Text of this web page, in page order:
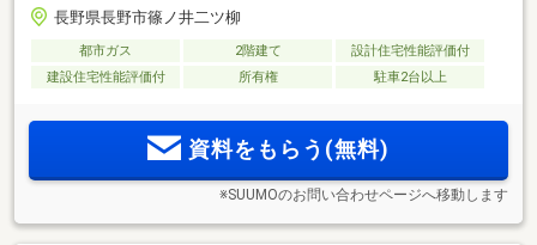
長野県長野市篠ノ井二ツ柳
都市ガス 2階建て
設計住宅性能評価付
建設住宅性能評価付
所有権 駐車2台以上
資料をもらう(無料)
※SUUMOのお問い合わせページへ移動します